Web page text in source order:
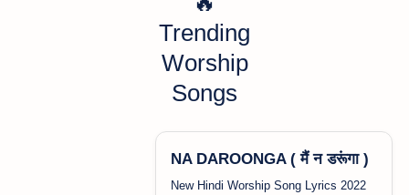
Trending
Worship
Songs
NA DAROONGA ( मैं न डरूंगा )
New Hindi Worship Song Lyrics 2022